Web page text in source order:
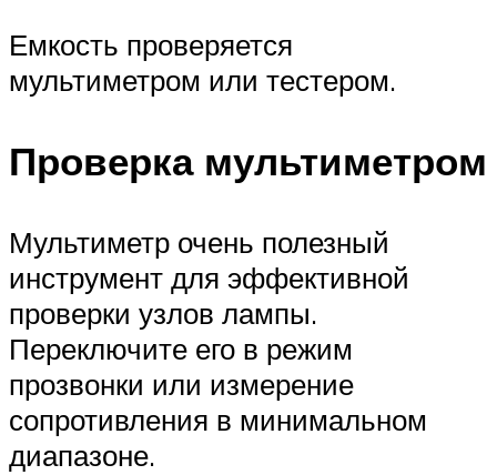
Емкость проверяется
мультиметром или тестером.
Проверка мультиметром
Мультиметр очень полезный
инструмент для эффективной
проверки узлов лампы.
Переключите его в режим
прозвонки или измерение
сопротивления в минимальном
диапазоне.